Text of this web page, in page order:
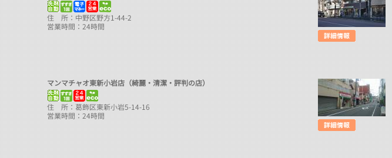
住 所：中野区野方1-44-2
営業時間：24時間
マンマチャオ東新小岩店（綺麗・清潔・評判の店）
住 所：葛飾区東新小岩5-14-16
営業時間：24時間